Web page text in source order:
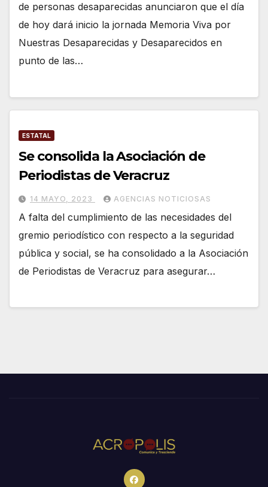
de personas desaparecidas anunciaron que el día
de hoy dará inicio la jornada Memoria Viva por
Nuestras Desaparecidas y Desaparecidos en
punto de las…
ESTATAL
Se consolida la Asociación de
Periodistas de Veracruz
14 MAYO, 2023 AGENCIAS NOTICIOSAS
A falta del cumplimiento de las necesidades del
gremio periodístico con respecto a la seguridad
pública y social, se ha consolidado a la Asociación
de Periodistas de Veracruz para asegurar…